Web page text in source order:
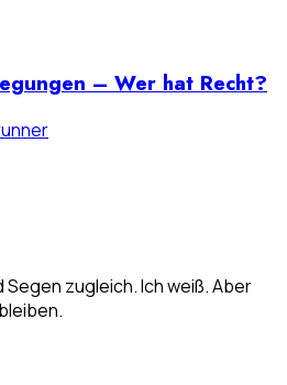
– Wer hat Recht?
Segen zugleich. Ich weiß. Aber